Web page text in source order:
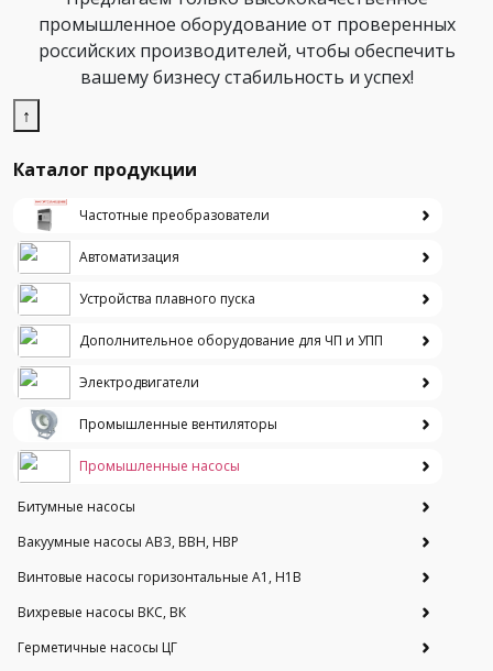
промышленное оборудование от проверенных
российских производителей, чтобы обеспечить
вашему бизнесу стабильность и успех!
↑
Каталог продукции
Частотные преобразователи
Автоматизация
Устройства плавного пуска
Дополнительное оборудование для ЧП и УПП
Электродвигатели
Промышленные вентиляторы
Промышленные насосы
Битумные насосы
Вакуумные насосы АВЗ, ВВН, НВР
Винтовые насосы горизонтальные А1, Н1В
Вихревые насосы ВКС, ВК
Герметичные насосы ЦГ